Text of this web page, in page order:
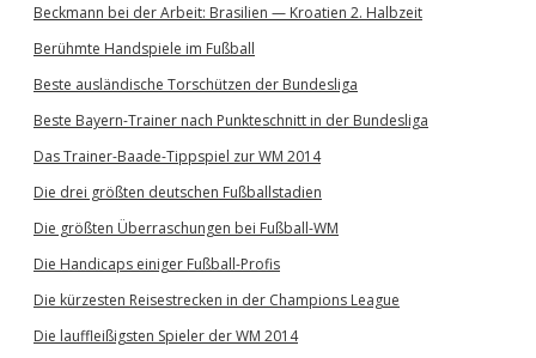
Beckmann bei der Arbeit: Brasilien — Kroatien 2. Halbzeit
Berühmte Handspiele im Fußball
Beste ausländische Torschützen der Bundesliga
Beste Bayern-Trainer nach Punkteschnitt in der Bundesliga
Das Trainer-Baade-Tippspiel zur WM 2014
Die drei größten deutschen Fußballstadien
Die größten Überraschungen bei Fußball-WM
Die Handicaps einiger Fußball-Profis
Die kürzesten Reisestrecken in der Champions League
Die lauffleißigsten Spieler der WM 2014